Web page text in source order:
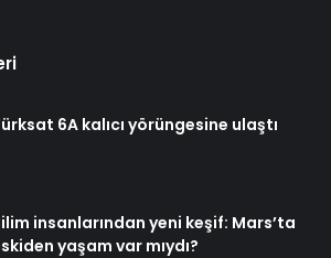
6A kalıcı yörüngesine ulaştı
insanlarından yeni keşif: Mars’ta
yaşam var mıydı?